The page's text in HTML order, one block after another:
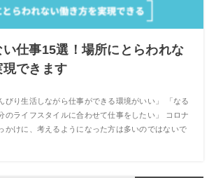
仕事15選！場所にとらわれな
できます
びり生活しながら仕事ができる環境がいい」 「なる
のライフスタイルに合わせて仕事をしたい」 コロナ
かけに、考えるようになった方は多いのではないで